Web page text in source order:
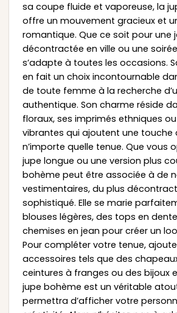
sa coupe fluide et vaporeuse, la
offre un mouvement gracieux et
romantique. Que ce soit pour une
décontractée en ville ou une
s’adapte à toutes les occasions.
en fait un choix incontournable
de toute femme à la recherche
authentique. Son charme réside
floraux, ses imprimés ethniques
vibrantes qui ajoutent une touche
n’importe quelle tenue. Que vous
jupe longue ou une version plus
bohème peut être associée à de
vestimentaires, du plus
sophistiqué. Elle se marie
blouses légères, des tops en
chemises en jean pour créer un
Pour compléter votre tenue,
accessoires tels que des
ceintures à franges ou des bijoux
jupe bohème est un véritable
permettra d’afficher votre